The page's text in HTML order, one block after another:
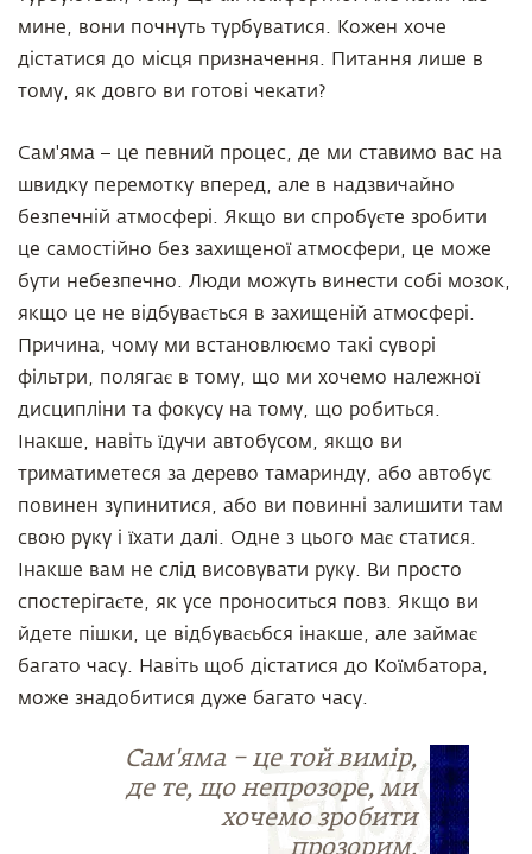
мине, вони почнуть турбуватися. Кожен хоче
дістатися до місця призначення. Питання лише в
тому, як довго ви готові чекати?
Сам'яма – це певний процес, де ми ставимо вас на
швидку перемотку вперед, але в надзвичайно
безпечній атмосфері. Якщо ви спробуєте зробити
це самостійно без захищеної атмосфери, це може
бути небезпечно. Люди можуть винести собі мозок,
якщо це не відбувається в захищеній атмосфері.
Причина, чому ми встановлюємо такі суворі
фільтри, полягає в тому, що ми хочемо належної
дисципліни та фокусу на тому, що робиться.
Інакше, навіть їдучи автобусом, якщо ви
триматиметеся за дерево тамаринду, або автобус
повинен зупинитися, або ви повинні залишити там
свою руку і їхати далі. Одне з цього має статися.
Інакше вам не слід висовувати руку. Ви просто
спостерігаєте, як усе проноситься повз. Якщо ви
йдете пішки, це відбуваєьбся інакше, але займає
багато часу. Навіть щоб дістатися до Коїмбатора,
може знадобитися дуже багато часу.
Сам'яма – це той вимір,
де те, що непрозоре, ми
хочемо зробити
прозорим.